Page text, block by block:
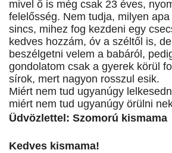
mivel ő is még csak 23 éves,
felelősség. Nem tudja, milyen
sincs, mihez fog kezdeni egy
kedves hozzám, óv a széltől is,
beszélgetni velem a babáról,
gondolatom csak a gyerek körül
sírok, mert nagyon rosszul esik.
Miért nem tud ugyanúgy
miért nem tud ugyanúgy örülni
Üdvözlettel: Szomorú kismama
Kedves kismama!